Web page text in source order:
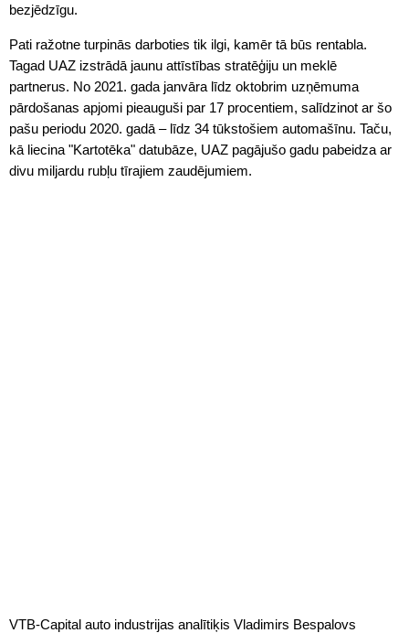
bezjēdzīgu.
Pati ražotne turpinās darboties tik ilgi, kamēr tā būs rentabla.
Tagad UAZ izstrādā jaunu attīstības stratēģiju un meklē
partnerus. No 2021. gada janvāra līdz oktobrim uzņēmuma
pārdošanas apjomi pieauguši par 17 procentiem, salīdzinot ar šo
pašu periodu 2020. gadā – līdz 34 tūkstošiem automašīnu. Taču,
kā liecina "Kartotēka" datubāze, UAZ pagājušo gadu pabeidza ar
divu miljardu rubļu tīrajiem zaudējumiem.
VTB-Capital auto industrijas analītiķis Vladimirs Bespalovs